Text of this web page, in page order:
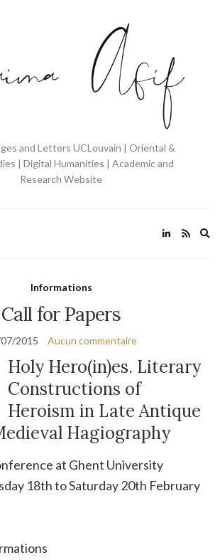
and Letters UCLouvain | Oriental &
| Digital Humanities | Academic and
Research Website
Informations
Call for Papers
2015 Aucun commentaire
Holy Hero(in)es. Literary
Constructions of
Heroism in Late Antique
Hagiography
at Ghent University
18th to Saturday 20th February